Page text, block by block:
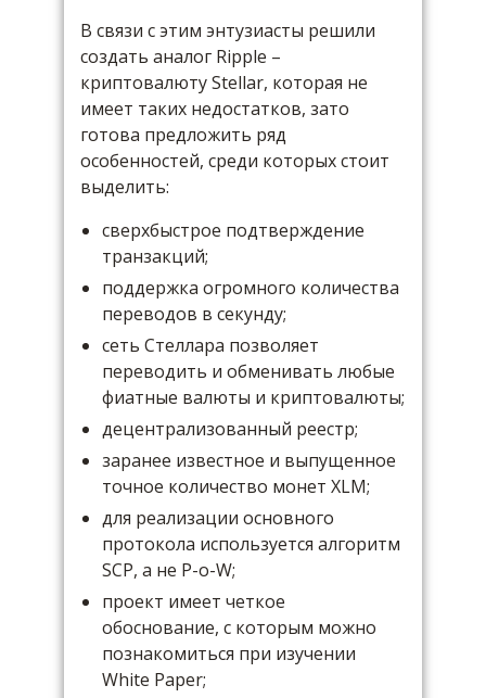
В связи с этим энтузиасты решили
создать аналог Ripple –
криптовалюту Stellar, которая не
имеет таких недостатков, зато
готова предложить ряд
особенностей, среди которых стоит
выделить:
сверхбыстрое подтверждение
транзакций;
поддержка огромного количества
переводов в секунду;
сеть Стеллара позволяет
переводить и обменивать любые
фиатные валюты и криптовалюты;
децентрализованный реестр;
заранее известное и выпущенное
точное количество монет XLM;
для реализации основного
протокола используется алгоритм
SCP, а не P-o-W;
проект имеет четкое
обоснование, с которым можно
познакомиться при изучении
White Paper;